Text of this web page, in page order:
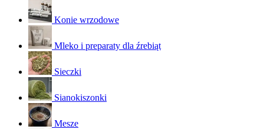
Konie wrzodowe
Mleko i preparaty dla źrebiąt
Sieczki
Sianokiszonki
Mesze